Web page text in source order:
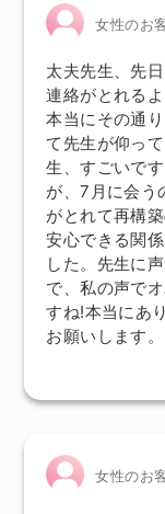
女性のお
太夫先生、先
連絡がとれる
本当にその通
て先生が仰っ
生、すごいで
が、7月に会う
がとれて再構
安心できる関
した。先生に
で、私の声で
すね!本当にあ
お願いします。
女性のお